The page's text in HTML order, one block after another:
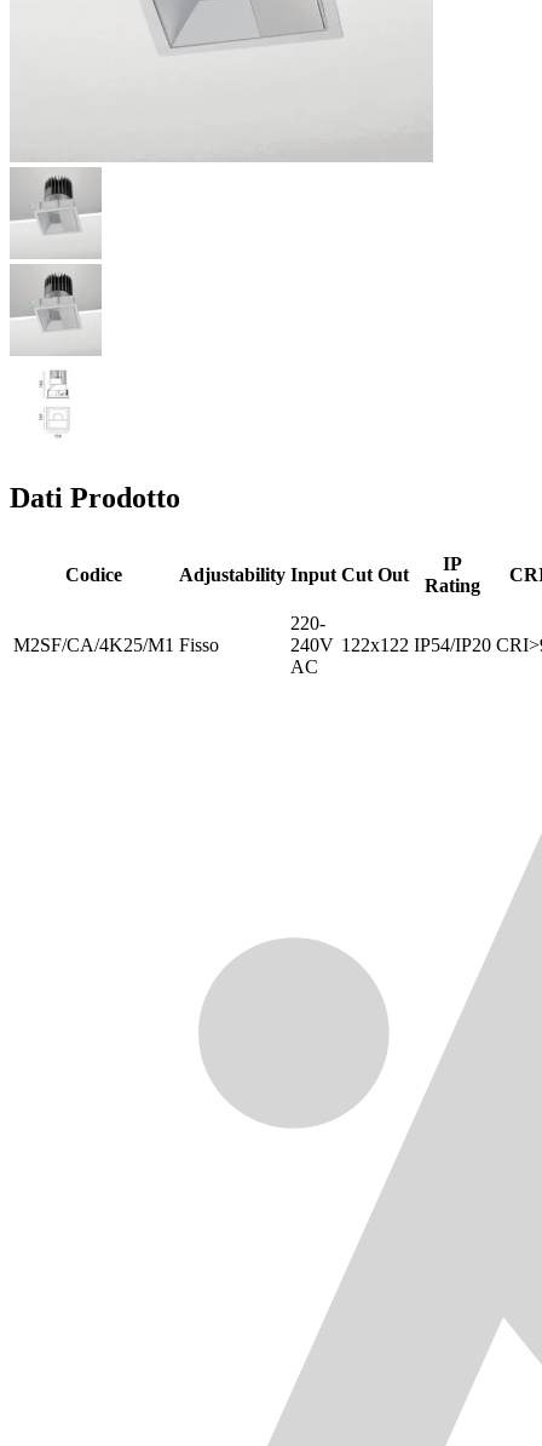
Dati Prodotto
Codice Adjustability Input Cut Out
IP
Rating
M2SF/CA/4K25/M1 Fisso
220-
240V
AC
122x122 IP54/IP20